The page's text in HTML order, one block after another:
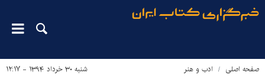
صفحه اصلی ادب و هنر شنبه ۳۰ خرداد ۱۳۹۴ - ۱۲:۱۷